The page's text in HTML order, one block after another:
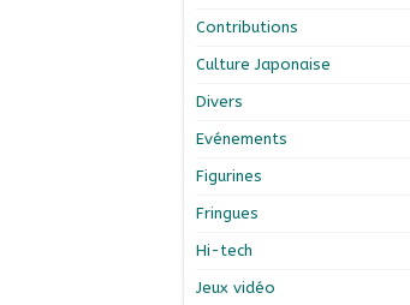
Contributions
Culture Japonaise
Divers
Evénements
Figurines
Fringues
Hi-tech
Jeux vidéo